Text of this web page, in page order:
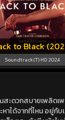
to Black
Soundtrack(T) HD 2024
ะดวกสบายเพลิดเ
ได้จากที่ไหน อยู่กับ